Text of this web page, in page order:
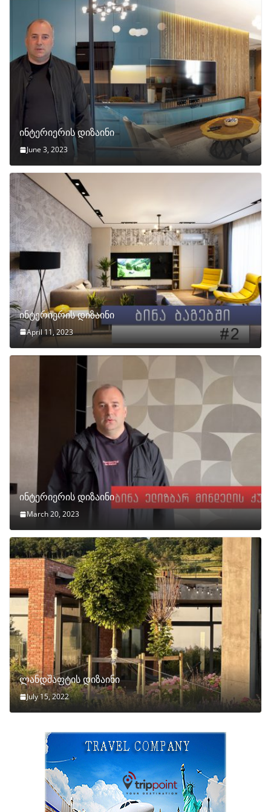
ინტერიერის დიზაინი
June 3, 2023
ინტერიერის დიზაინი
April 11, 2023
ინტერიერის დიზაინი
March 20, 2023
ლანდშაფტის დიზაინი
July 15, 2022